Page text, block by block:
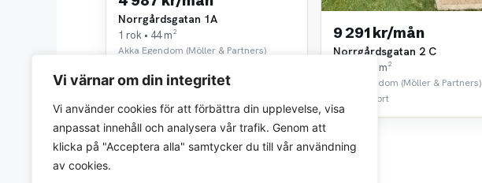
Vi värnar om din integritet
Vi använder cookies för att förbättra din upplevelse, visa
anpassat innehåll och analysera vår trafik. Genom att
klicka på "Acceptera alla" samtycker du till vår användning
av cookies.
Norrgårdsgatan 1A
1 rok • 44 m²
Akka Egendom (Möller & Partners)
9 291 kr/mån
Norrgårdsgatan 2 C
4 rok • 90 m²
Akka Egendom (Möller & Partners)
~0,4 km bort